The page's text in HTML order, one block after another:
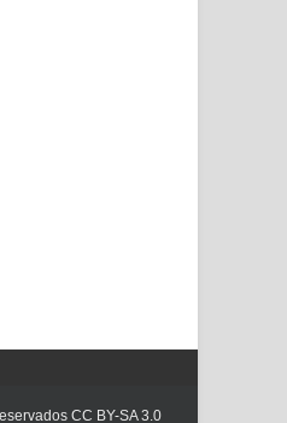
CC BY-SA 3.0